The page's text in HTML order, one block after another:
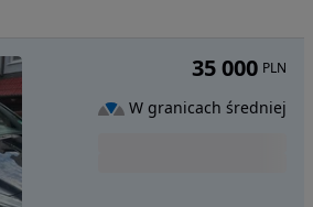
35 000 PLN
W granicach średniej